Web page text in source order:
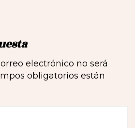
electrónico no será
obligatorios están